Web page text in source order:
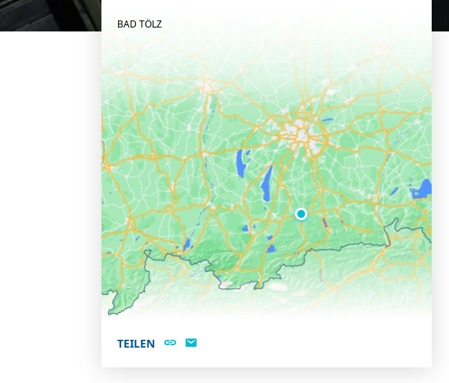
BAD TÖLZ
TEILEN